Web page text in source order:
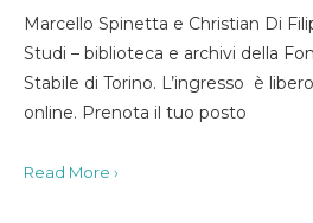
Marcello Spinetta e Christian Di
Studi – biblioteca e archivi della
Stabile di Torino. L’ingresso è
online. Prenota il tuo posto
Read More ›